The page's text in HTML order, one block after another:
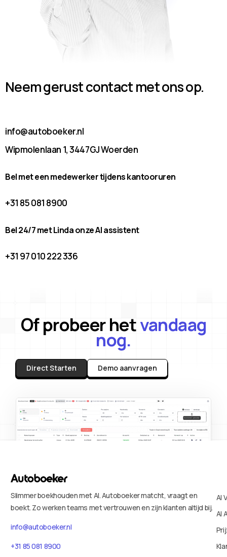
Neem gerust contact met ons op.
info@autoboeker.nl
Wipmolenlaan 1, 3447GJ Woerden
Bel met een medewerker tijdens kantooruren
+31 85 081 8900
Bel 24/7 met Linda onze AI assistent
+31 97 010 222 336
Of probeer hetvandaag
nog.
Direct Starten Demo aanvragen
Slimmer boekhouden met AI. Autoboeker matcht, vraagt en
boekt. Zo werken teams met vertrouwen en zijn klanten altijd bij.
info@autoboeker.nl
+31 85 081 8900
AI
AI